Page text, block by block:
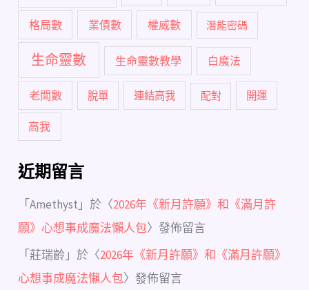
格局數 業債數 權威數 潛能密碼
生命靈數 生命靈數教學 白魔法
老闆數 脫單 連結高我 配對 開運
高我
近期留言
「Amethyst 」於〈2026年《新月許願》和《滿月許
願》心想事成魔法懶人包〉發佈留言
「莊瑞齡 」於〈2026年《新月許願》和《滿月許願》
心想事成魔法懶人包〉發佈留言